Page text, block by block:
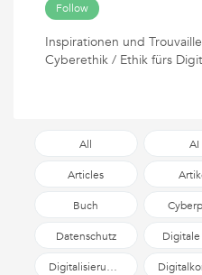
Follow
Inspirationen und
Cyberethik / Ethik fürs
All AI
Articles
Buch
Datenschutz
Digitalisierungsdiskurs